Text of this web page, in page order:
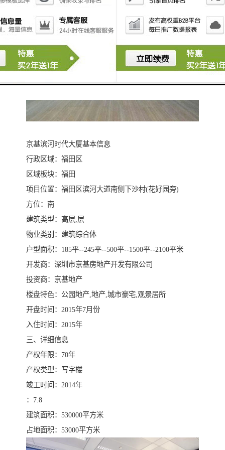
京基滨河时代大厦基本信息
行政区域：福田区
区域板块：福田
项目位置：福田区滨河大道南侧下沙村(花好园旁)
方位：南
建筑类型：高层,层
物业类别：建筑综合体
户型面积：185平--245平--500平--1500平--2100平米
开发商：深圳市京基房地产开发有限公司
投资商：京基地产
楼盘特色：公园地产,地产,城市豪宅,观景居所
开盘时间：2015年7月份
入住时间：2015年
三、详细信息
产权年限：70年
产权类型：写字楼
竣工时间：2014年
：7.8
建筑面积：530000平方米
占地面积：53000平方米